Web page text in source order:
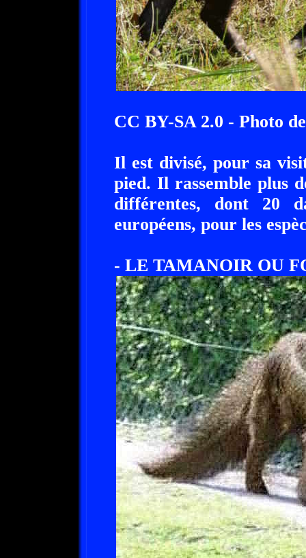
CC BY-SA 2.0 - Photo
Il est divisé, pour sa
pied. Il rassemble plus
différentes, dont 20
européens, pour les
- LE TAMANOIR OU